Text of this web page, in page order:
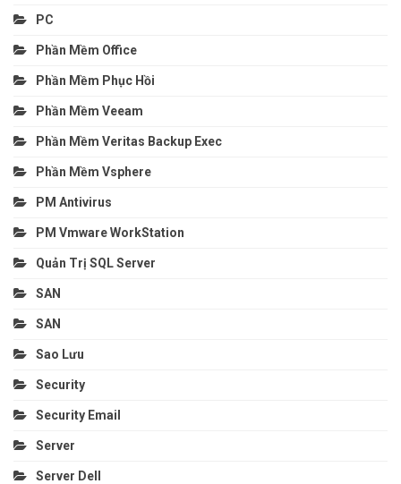
PC
Phần Mềm Office
Phần Mềm Phục Hồi
Phần Mềm Veeam
Phần Mềm Veritas Backup Exec
Phần Mềm Vsphere
PM Antivirus
PM Vmware WorkStation
Quản Trị SQL Server
SAN
SAN
Sao Lưu
Security
Security Email
Server
Server Dell